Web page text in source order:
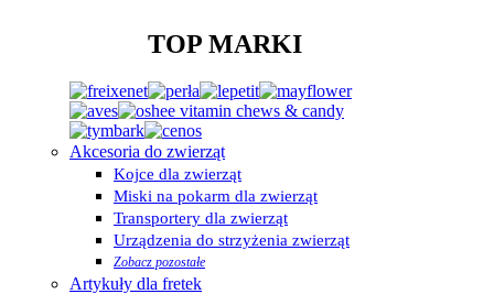
TOP MARKI
Akcesoria do zwierząt
Kojce dla zwierząt
Miski na pokarm dla zwierząt
Transportery dla zwierząt
Urządzenia do strzyżenia zwierząt
Zobacz pozostałe
Artykuły dla fretek